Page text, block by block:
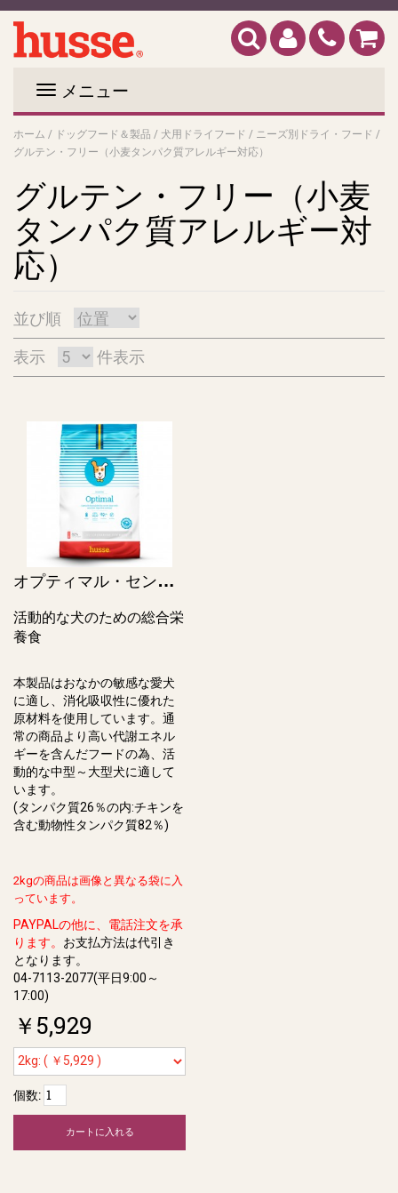
メニュー
ホーム / ドッグフード＆製品 / 犬用ドライフード / ニーズ別ドライ・フード /
グルテン・フリー（小麦タンパク質アレルギー対応）
グルテン・フリー（小麦
タンパク質アレルギー対
応）
並び順
表示 件表示
オ
プティマル・センシティブ / Optimal Sensitive
活動的な犬のための総合栄
養食
本製品はおなかの敏感な愛犬
に適し、消化吸収性に優れた
原材料を使用しています。通
常の商品より高い代謝エネル
ギーを含んだフードの為、活
動的な中型～大型犬に適して
います。
(タンパク質26％の内:チキンを
含む動物性タンパク質82％)
2kgの商品は画像と異なる袋に入
っています。
PAYPALの他に、電話注文を承
ります。 お支払方法は代引き
となります。
04-7113-2077(平日9:00～
17:00)
￥5,929
個数:
カートに入れる